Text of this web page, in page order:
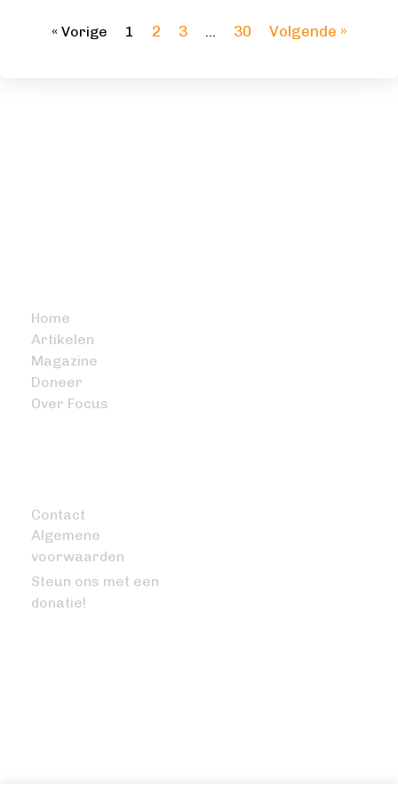
« Vorige 1 2 3 … 30 Volgende »
Home
Artikelen
Magazine
Doneer
Over Focus
Contact
Algemene
voorwaarden
Steun ons met een
donatie!